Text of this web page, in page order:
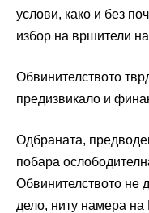
услови, како и без
избор на вршители
Обвинителството
предизвикало и
Одбраната,
побара
Обвинителството не
дело, ниту намера